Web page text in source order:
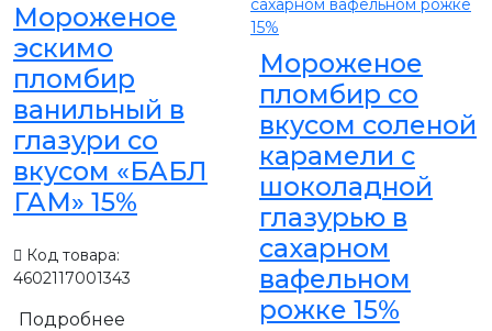
Мороженое
эскимо
пломбир
ванильный в
глазури со
вкусом «БАБЛ
ГАМ» 15%
Код товара:
4602117001343
Подробнее
Мороженое
пломбир со
вкусом соленой
карамели с
шоколадной
глазурью в
сахарном
вафельном
рожке 15%